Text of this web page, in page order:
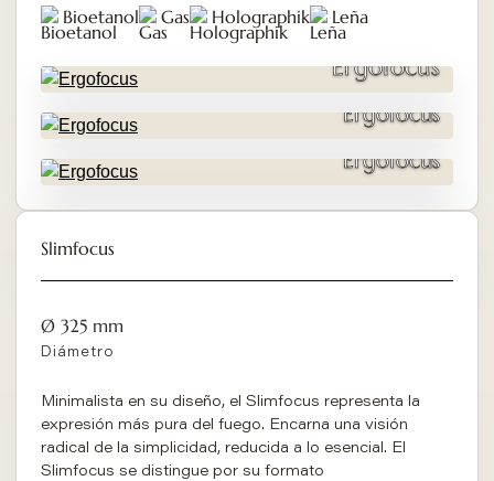
Bioetanol Gas Holographik Leña
Ergofocus
Ergofocus
Ergofocus
Slimfocus
Ø 325 mm
Diámetro
Minimalista en su diseño, el Slimfocus representa la
expresión más pura del fuego. Encarna una visión
radical de la simplicidad, reducida a lo esencial. El
Slimfocus se distingue por su formato